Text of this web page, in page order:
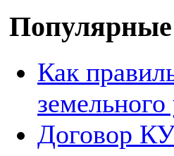
Популярные
Как
земельного
Договор